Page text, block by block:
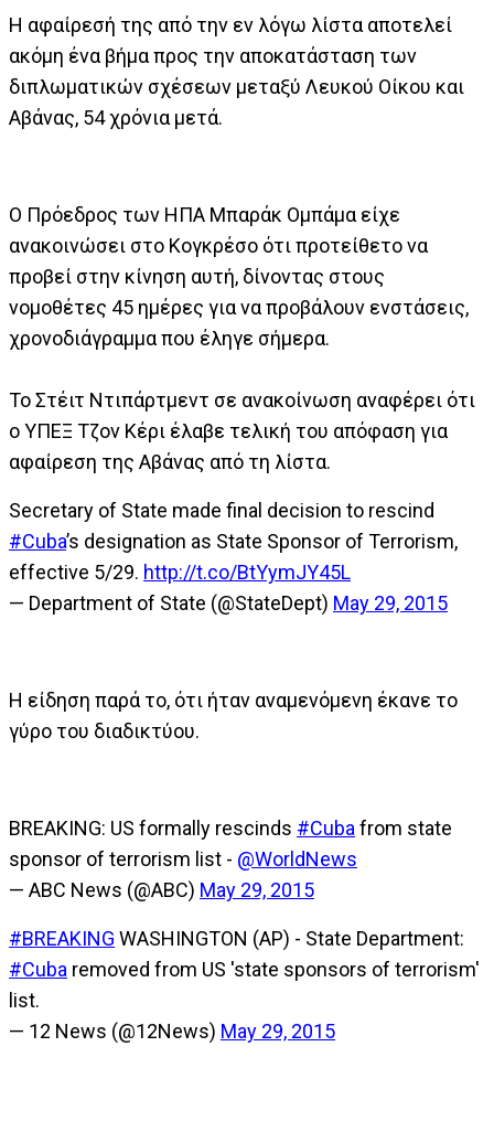
Η αφαίρεσή της από την εν λόγω λίστα αποτελεί
ακόμη ένα βήμα προς την αποκατάσταση των
διπλωματικών σχέσεων μεταξύ Λευκού Οίκου και
Αβάνας, 54 χρόνια μετά.
Ο Πρόεδρος των ΗΠΑ Μπαράκ Ομπάμα είχε
ανακοινώσει στο Κογκρέσο ότι προτείθετο να
προβεί στην κίνηση αυτή, δίνοντας στους
νομοθέτες 45 ημέρες για να προβάλουν ενστάσεις,
χρονοδιάγραμμα που έληγε σήμερα.
Το Στέιτ Ντιπάρτμεντ σε ανακοίνωση αναφέρει ότι
ο ΥΠΕΞ Τζον Κέρι έλαβε τελική του απόφαση για
αφαίρεση της Αβάνας από τη λίστα.
Secretary of State made final decision to rescind
#Cuba’s designation as State Sponsor of Terrorism,
effective 5/29. http://t.co/BtYymJY45L
— Department of State (@StateDept) May 29, 2015
Η είδηση παρά το, ότι ήταν αναμενόμενη έκανε το
γύρο τoυ διαδικτύου.
BREAKING: US formally rescinds #Cuba from state
sponsor of terrorism list - @WorldNews
— ABC News (@ABC) May 29, 2015
#BREAKING WASHINGTON (AP) - State Department:
#Cuba removed from US 'state sponsors of terrorism'
list.
— 12 News (@12News) May 29, 2015